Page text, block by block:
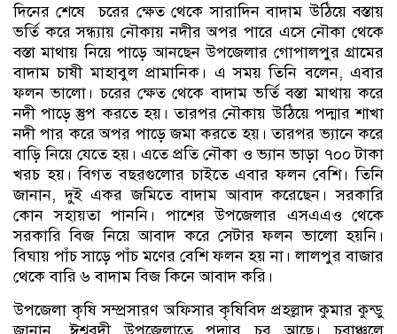
দিনের শেষে চরের ক্ষেত থেকে সারাদিন বাদাম উঠিয়ে বস্তায়
ভর্তি করে সন্ধ্যায় নৌকায় নদীর অপর পারে এসে নৌকা থেকে
বস্তা মাথায় নিয়ে পাড়ে আনছেন উপজেলার গোপালপুর গ্রামের
বাদাম চাষী মাহাবুল প্রামানিক। এ সময় তিনি বলেন, এবার
ফলন ভালো। চরের ক্ষেত থেকে বাদাম ভর্তি বস্তা মাথায় করে
নদী পাড়ে স্তুপ করতে হয়। তারপর নৌকায় উঠিয়ে পদ্মার শাখা
নদী পার করে অপর পাড়ে জমা করতে হয়। তারপর ভ্যানে করে
বাড়ি নিয়ে যেতে হয়। এতে প্রতি নৌকা ও ভ্যান ভাড়া ৭০০ টাকা
খরচ হয়। বিগত বছরগুলোর চাইতে এবার ফলন বেশি। তিনি
জানান, দুই একর জমিতে বাদাম আবাদ করেছেন। সরকারি
কোন সহায়তা পাননি। পাশের উপজেলার এসএএও থেকে
সরকারি বিজ নিয়ে আবাদ করে সেটার ফলন ভালো হয়নি।
বিঘায় পাঁচ সাড়ে পাঁচ মণের বেশি ফলন হয় না। লালপুর বাজার
থেকে বারি ৬ বাদাম বিজ কিনে আবাদ করি।
উপজেলা কৃষি সম্প্রসারণ অফিসার কৃষিবিদ প্রহল্লাদ কুমার কুন্ডু